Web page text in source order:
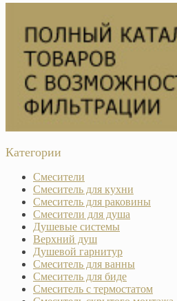
Категории
Смесители
Смеситель для кухни
Смеситель для раковины
Смесители для душа
Душевые системы
Верхний душ
Душевой гарнитур
Смеситель для ванны
Смеситель для биде
Смеситель с термостатом